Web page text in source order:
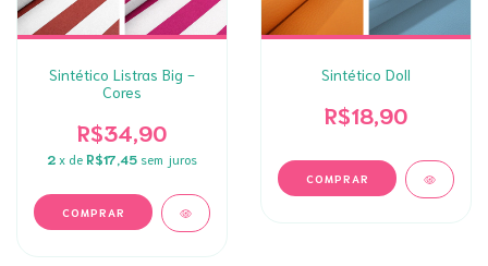
Sintético Listras Big -
Cores
R$34,90
2 x de R$17,45 sem juros
COMPRAR
Sintético Doll
R$18,90
COMPRAR